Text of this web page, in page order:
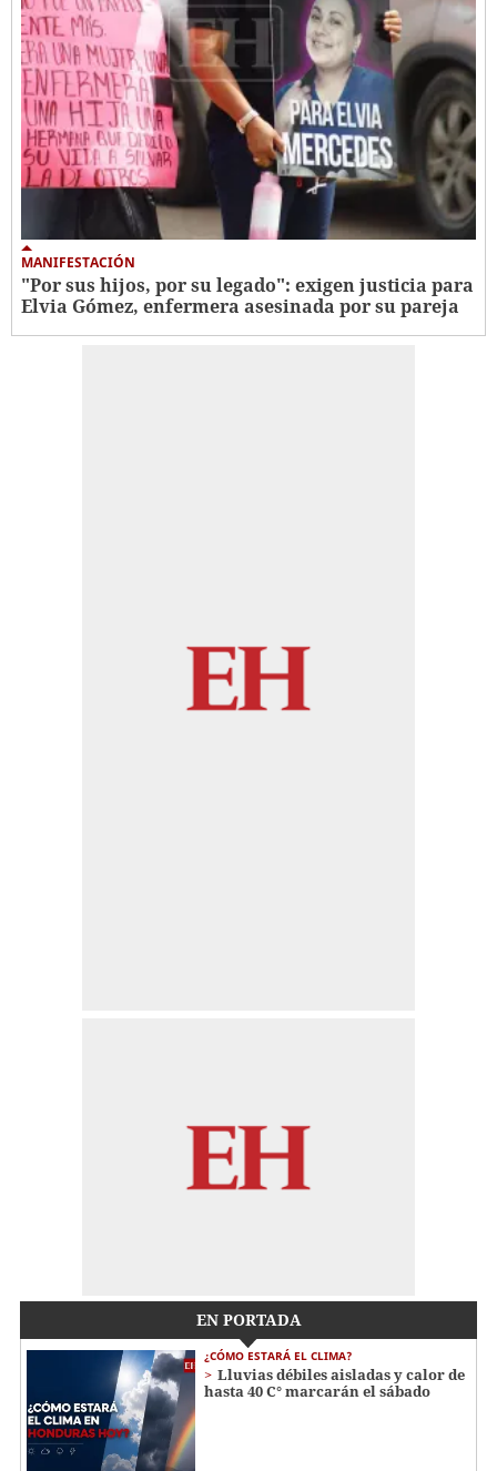
MANIFESTACIÓN
"Por sus hijos, por su legado": exigen justicia para
Elvia Gómez, enfermera asesinada por su pareja
EN PORTADA
¿CÓMO ESTARÁ EL CLIMA?
Lluvias débiles aisladas y calor de
hasta 40 C° marcarán el sábado